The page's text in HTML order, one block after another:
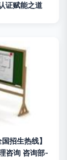
证赋能之道
招生热线】
咨询 咨询部-